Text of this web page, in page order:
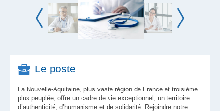
Le poste
La Nouvelle-Aquitaine, plus vaste région de France et troisième
plus peuplée, offre un cadre de vie exceptionnel, un territoire
d’authenticité, d’humanisme et de solidarité. Rejoindre notre